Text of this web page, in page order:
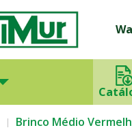
Brinco Médio